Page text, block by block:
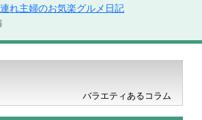
れ主婦のお気楽グルメ日記
バラエティあるコラム